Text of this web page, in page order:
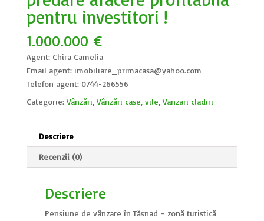
pentru investitori !
1.000.000€
Agent: Chira Camelia
Email agent: imobiliare_primacasa@yahoo.com
Telefon agent: 0744-266556
Categorie: Vânzări Vânzări case, vile Vanzari cladiri
Descriere
Recenzii (0)
Descriere
Pensiune de vânzare în Tășnad – zonă turistică